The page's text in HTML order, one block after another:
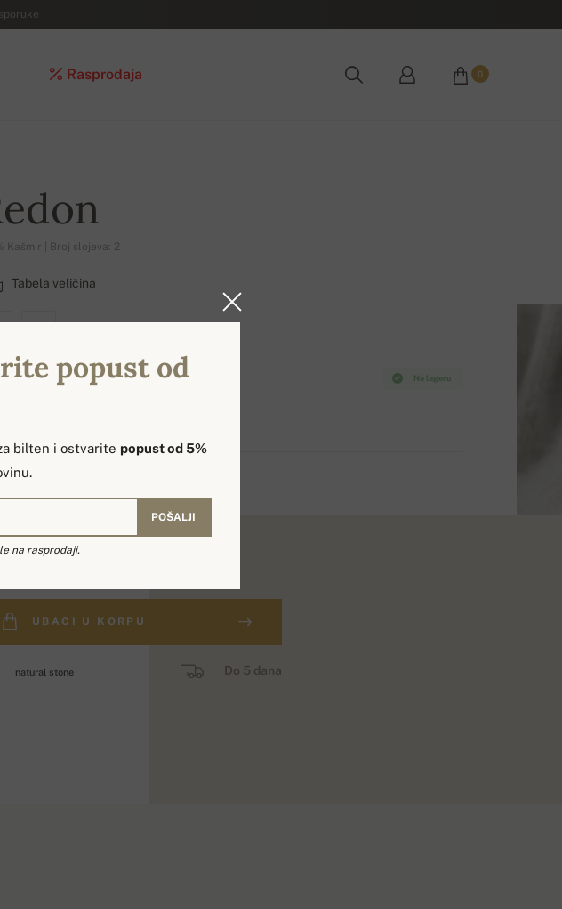
Rasprodaja 0
Kašmir | Broj slojeva: 2
Tabela veličina
Na lageru
BOJE
172,12 дин.
UBACI U KORPU
natural stone Do 5 dana
popust od
bilten i ostvarite popust od 5%
POŠALJI
na rasprodaji.